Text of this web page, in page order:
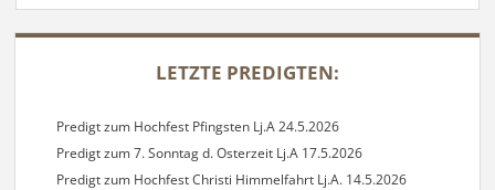
SIDEBAR
LETZTE PREDIGTEN:
Predigt zum Hochfest Pfingsten Lj.A 24.5.2026
Predigt zum 7. Sonntag d. Osterzeit Lj.A 17.5.2026
Predigt zum Hochfest Christi Himmelfahrt Lj.A. 14.5.2026